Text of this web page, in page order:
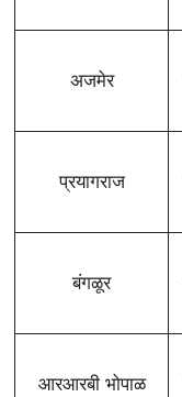
अजमेर
प्रयागराज
बंगळूर
आरआरबी भोपाळ